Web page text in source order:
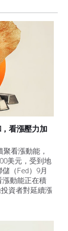
看漲壓力加
看漲動能，
美元，受到地
（Fed）9月
漲動能正在積
資者對延續漲